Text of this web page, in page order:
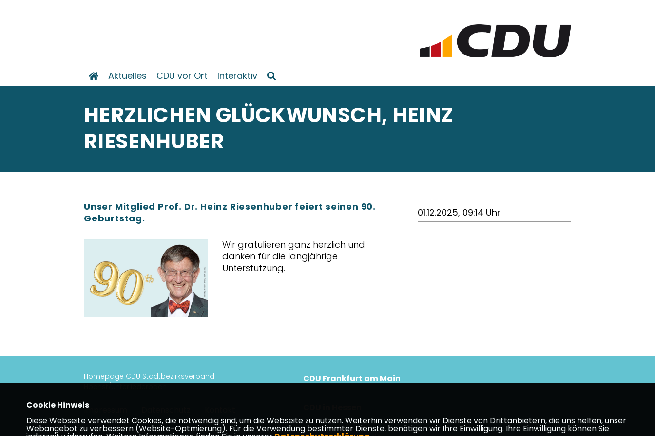
Aktuelles CDU vor Ort Interaktiv
HERZLICHEN GLÜCKWUNSCH, HEINZ
RIESENHUBER
Unser Mitglied Prof. Dr. Heinz Riesenhuber feiert seinen 90.
Geburtstag.
Wir gratulieren ganz herzlich und
danken für die langjährige
Unterstützung.
01.12.2025, 09:14 Uhr
Homepage CDU Stadtbezirksverband
Höchst/Unterliederbach
Impressum
CDU Frankfurt am Main
Cookie Hinweis
Diese Webseite verwendet Cookies, die notwendig sind, um die Webseite zu nutzen. Weiterhin verwenden wir Dienste von Drittanbietern, die uns helfen, unser
Webangebot zu verbessern (Website-Optmierung). Für die Verwendung bestimmter Dienste, benötigen wir Ihre Einwilligung. Ihre Einwilligung können Sie